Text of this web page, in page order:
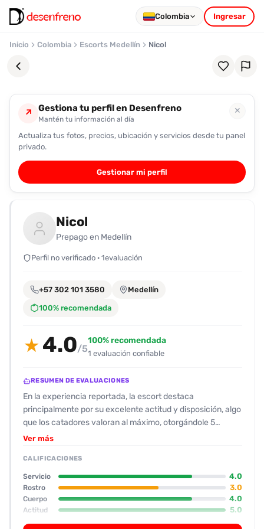
Colombia Ingresar
Inicio Colombia Escorts Medellín Nicol
Favoritos
Pronto
podrás
registrarte
guardar
favoritas
para
fácilmente.
↗ Gestiona tu perfil en Desenfreno
Mantén tu información al día
✕
Actualiza tus fotos, precios, ubicación y servicios desde tu panel
privado.
Gestionar mi perfil
Nicol
Prepago en Medellín
Perfil no verificado · 1evaluación
+57 302 101 3580 Medellín
100% recomendada
★ 4.0/5
100% recomendada
1 evaluación confiable
RESUMEN DE EVALUACIONES
En la experiencia reportada, la escort destaca
principalmente por su excelente actitud y disposición, algo
que los catadores valoran al máximo, otorgándole 5
estrellas en ese aspecto. Su físico, aunque descrito como
vientre embarazado, pechos y glúteos bien
proporcionados, y pies atractivos, lo que le da 4 estrellas
en cuerpo y pies. La atención sexual se califica como 5
estrellas: oral con preservativo, estimulación de pies, y una
vagina que provoca gemidos y un placer intenso. El
desempeño y la pasión en el contacto físico son altamente
Ver más
CALIFICACIONES
Servicio 4.0
Rostro 3.0
Cuerpo 4.0
Actitud 5.0